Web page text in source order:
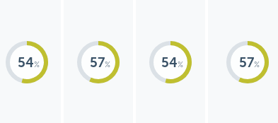
54 57 54 57